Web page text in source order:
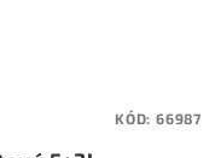
KÓD: 66987